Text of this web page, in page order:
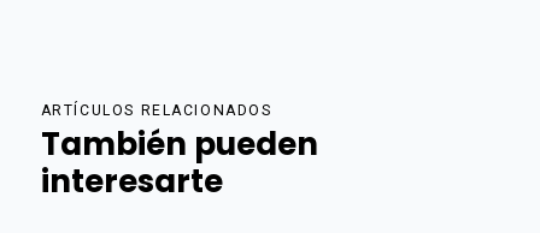
ARTÍCULOS RELACIONADOS
También pueden
interesarte